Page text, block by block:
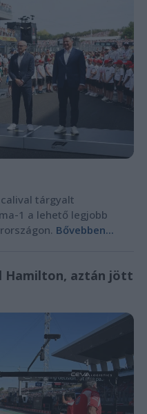
tárgyalt
1 a lehető legjobb
Bővebben...
Hamilton, aztán jött